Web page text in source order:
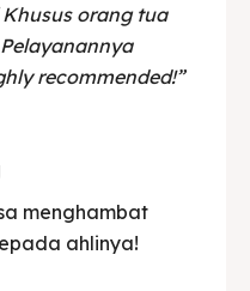
Khusus orang tua
recommended!”
menghambat
ahlinya!